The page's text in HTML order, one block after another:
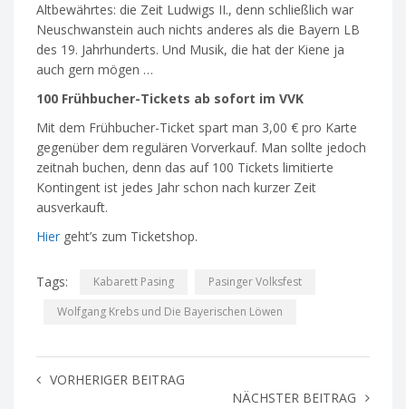
Altbewährtes: die Zeit Ludwigs II., denn schließlich war
Neuschwanstein auch nichts anderes als die Bayern LB
des 19. Jahrhunderts. Und Musik, die hat der Kiene ja
auch gern mögen …
100 Frühbucher-Tickets ab sofort im VVK
Mit dem Frühbucher-Ticket spart man 3,00 € pro Karte
gegenüber dem regulären Vorverkauf. Man sollte jedoch
zeitnah buchen, denn das auf 100 Tickets limitierte
Kontingent ist jedes Jahr schon nach kurzer Zeit
ausverkauft.
Hier geht’s zum Ticketshop.
Tags: Kabarett Pasing
Pasinger Volksfest
Wolfgang Krebs und Die Bayerischen Löwen
VORHERIGER BEITRAG
NÄCHSTER BEITRAG